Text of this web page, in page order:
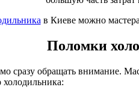
в Киеве можно
Поломки
сразу обращать внимание.